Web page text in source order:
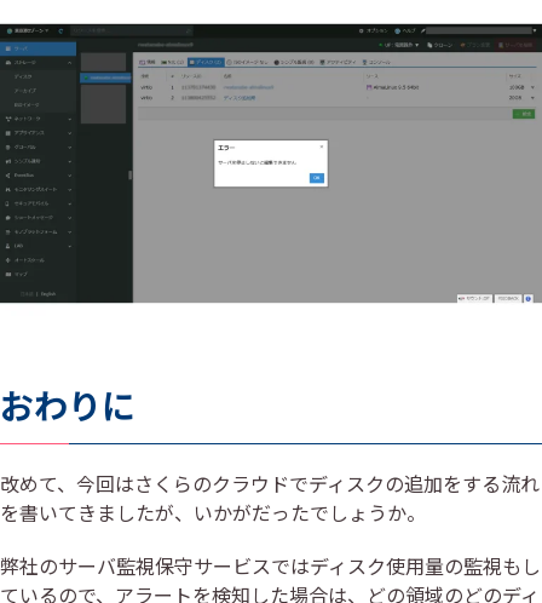
おわりに
改めて、今回はさくらのクラウドでディスクの追加をする流れ
を書いてきましたが、いかがだったでしょうか。
弊社のサーバ監視保守サービスではディスク使用量の監視もし
ているので、アラートを検知した場合は、どの領域のどのディ